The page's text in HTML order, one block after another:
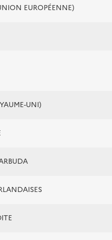
EUROPÉENNE)
UNI)